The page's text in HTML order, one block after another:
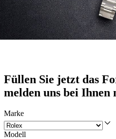
Füllen Sie jetzt das
melden uns bei Ihnen
Marke
Modell